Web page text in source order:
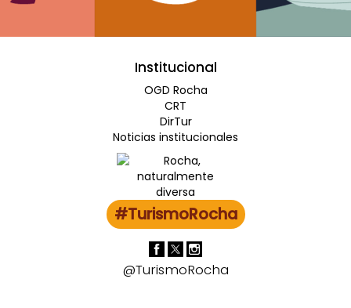
Institucional
OGD Rocha
CRT
DirTur
Noticias institucionales
#TurismoRocha
@TurismoRocha